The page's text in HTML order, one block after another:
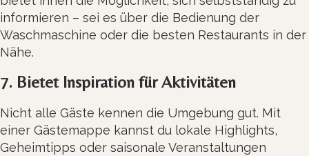
informieren – sei es über die Bedienung der
Waschmaschine oder die besten Restaurants in der
Nähe.
7. Bietet Inspiration für Aktivitäten
Nicht alle Gäste kennen die Umgebung gut. Mit
einer Gästemappe kannst du lokale Highlights,
Geheimtipps oder saisonale Veranstaltungen